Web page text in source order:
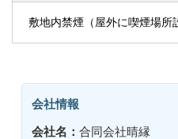
敷地内禁煙（屋外に喫煙場所
会社情報
会社名： 合同会社晴縁